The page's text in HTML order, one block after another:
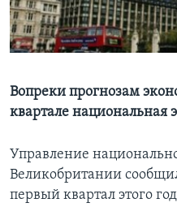
Learning English
Языки
Вопреки прогнозам
квартале национальная
Управление
Великобритании
первый квартал этого